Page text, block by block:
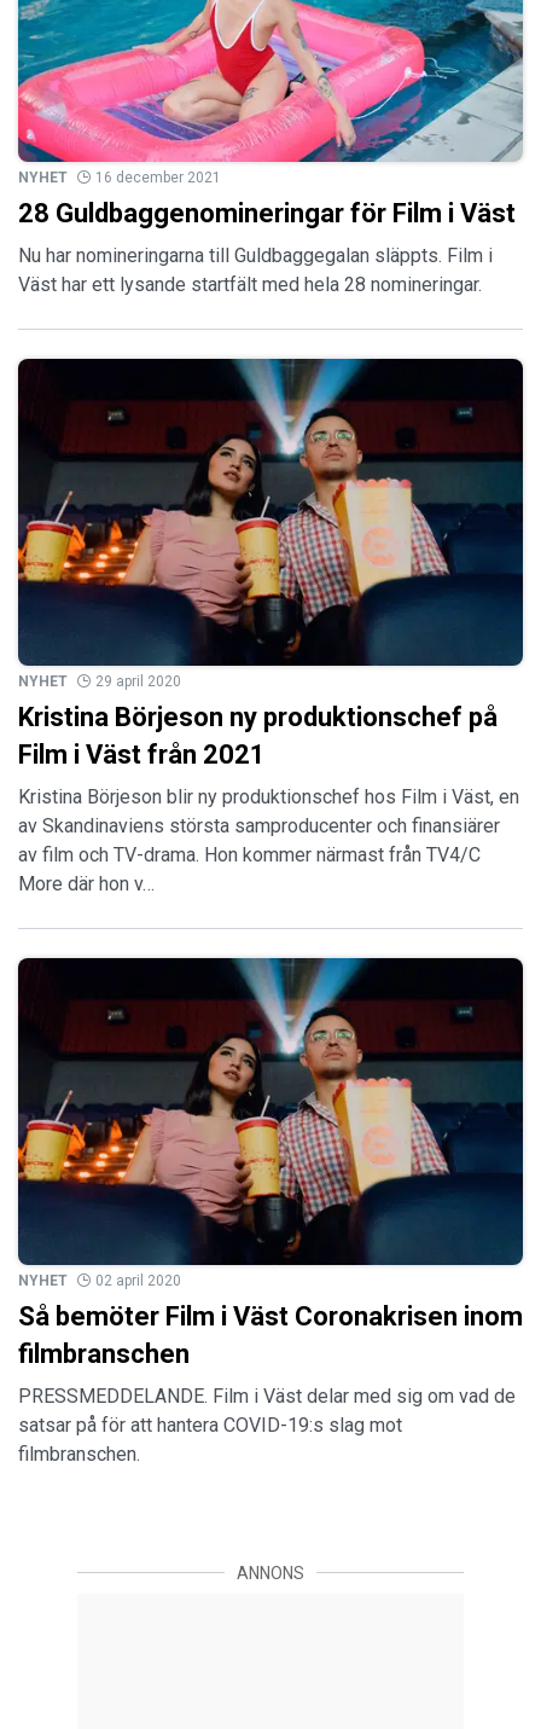
NYHET 16 december 2021
28 Guldbaggenomineringar för Film i Väst
Nu har nomineringarna till Guldbaggegalan släppts. Film i
Väst har ett lysande startfält med hela 28 nomineringar.
NYHET 29 april 2020
Kristina Börjeson ny produktionschef på
Film i Väst från 2021
Kristina Börjeson blir ny produktionschef hos Film i Väst, en
av Skandinaviens största samproducenter och finansiärer
av film och TV-drama. Hon kommer närmast från TV4/C
More där hon v…
NYHET 02 april 2020
Så bemöter Film i Väst Coronakrisen inom
filmbranschen
PRESSMEDDELANDE. Film i Väst delar med sig om vad de
satsar på för att hantera COVID-19:s slag mot
filmbranschen.
ANNONS